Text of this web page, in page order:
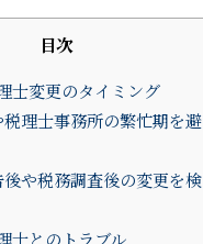
目次
士変更のタイミング
理士事務所の繁忙期を避
や税務調査後の変更を検
士とのトラブル